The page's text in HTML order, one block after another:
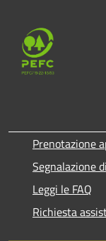
Prenotazione
Segnalazione
Leggi le FAQ
Richiesta